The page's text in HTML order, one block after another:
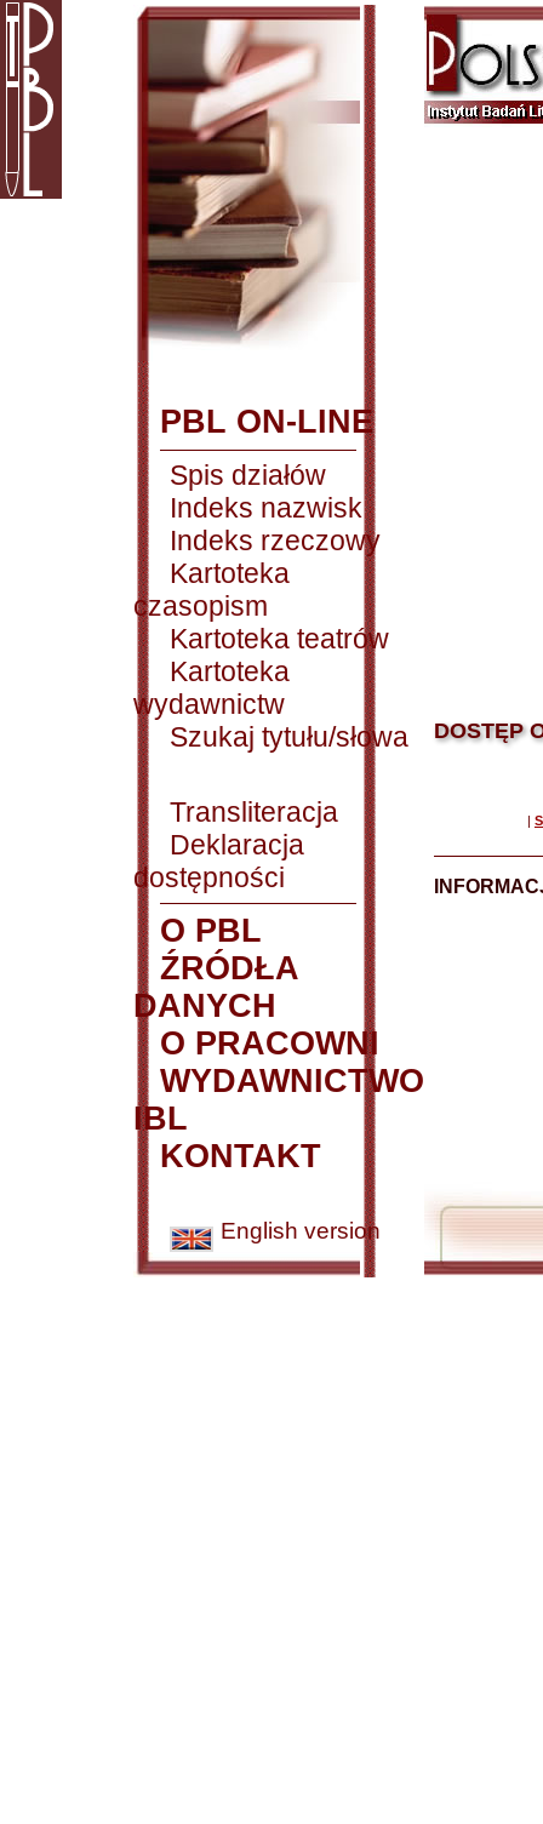
PBL ON-LINE
Spis działów
Indeks nazwisk
Indeks rzeczowy
Kartoteka
czasopism
Kartoteka teatrów
Kartoteka
wydawnictw
Szukaj tytułu/słowa
Transliteracja
Deklaracja
dostępności
O PBL
ŹRÓDŁA
DANYCH
O PRACOWNI
WYDAWNICTWO
IBL
KONTAKT
English version
DOSTĘP
|